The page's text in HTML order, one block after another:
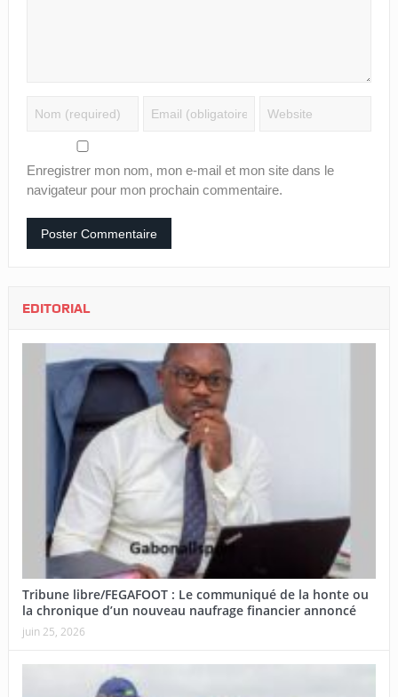
Enregistrer mon nom, mon e-mail et mon site dans le
navigateur pour mon prochain commentaire.
EDITORIAL
Tribune libre/FEGAFOOT : Le communiqué de la honte ou
la chronique d’un nouveau naufrage financier annoncé
juin 25, 2026